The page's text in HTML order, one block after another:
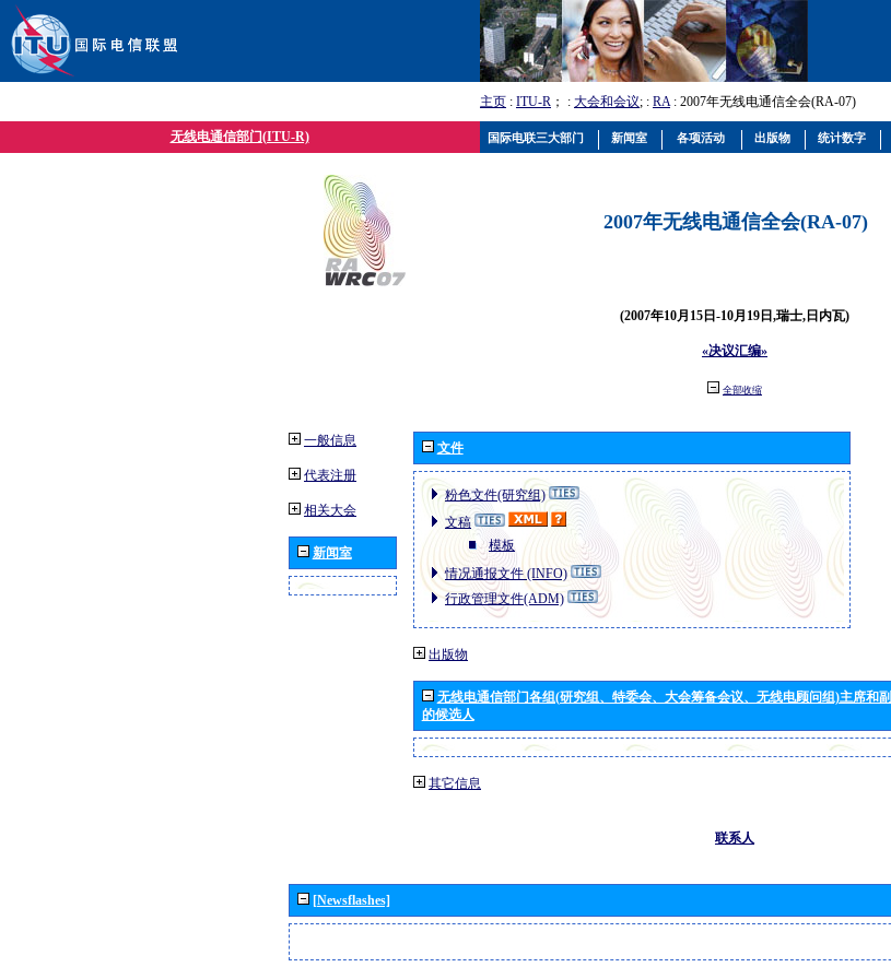
主页 : ITU-R ； : 大会和会议; : RA: 2007年无线电通信全会(RA-07)
无线电通信部门(ITU-R)
2007年无线电通信全会(RA-07)
(2007年10月15日-10月19日,瑞士,日内瓦)
«决议汇编»
全部收缩
一般信息
代表注册
相关大会
新闻室
文件
粉色文件(研究组)
文稿
模板
情况通报文件 (INFO)
行政管理文件(ADM)
出版物
无线电通信部门各组(研究组、特委会、大会筹备会议、无线电顾问组)主席和
的候选人
其它信息
联系人
[Newsflashes]
国际电联三大部门 新闻室 各项活动 出版物 统计数字